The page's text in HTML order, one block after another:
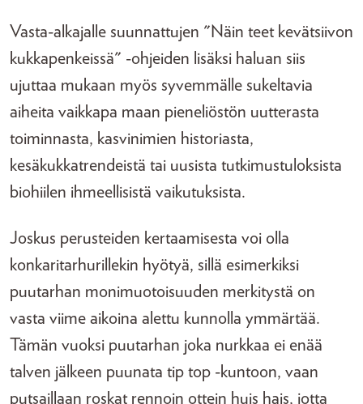
Vasta-alkajalle suunnattujen "Näin teet kevätsiivon
kukkapenkeissä" -ohjeiden lisäksi haluan siis
ujuttaa mukaan myös syvemmälle sukeltavia
aiheita vaikkapa maan pieneliöstön uutterasta
toiminnasta, kasvinimien historiasta,
kesäkukkatrendeistä tai uusista tutkimustuloksista
biohiilen ihmeellisistä vaikutuksista.
Joskus perusteiden kertaamisesta voi olla
konkaritarhurillekin hyötyä, sillä esimerkiksi
puutarhan monimuotoisuuden merkitystä on
vasta viime aikoina alettu kunnolla ymmärtää.
Tämän vuoksi puutarhan joka nurkkaa ei enää
talven jälkeen puunata tip top -kuntoon, vaan
putsaillaan roskat rennoin ottein huis hais, jotta